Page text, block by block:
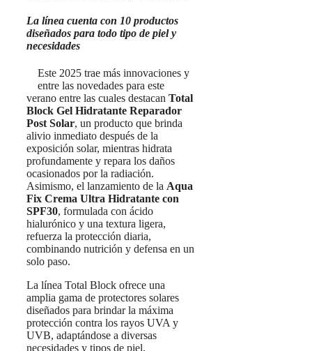
La línea cuenta con 10 productos
diseñados para todo tipo de piel y
necesidades
Este 2025 trae más innovaciones y
entre las novedades para este
verano entre las cuales destacan Total
Block Gel Hidratante Reparador
Post Solar, un producto que brinda
alivio inmediato después de la
exposición solar, mientras hidrata
profundamente y repara los daños
ocasionados por la radiación.
Asimismo, el lanzamiento de la Aqua
Fix Crema Ultra Hidratante con
SPF30, formulada con ácido
hialurónico y una textura ligera,
refuerza la protección diaria,
combinando nutrición y defensa en un
solo paso.
La línea Total Block ofrece una
amplia gama de protectores solares
diseñados para brindar la máxima
protección contra los rayos UVA y
UVB, adaptándose a diversas
necesidades y tipos de piel.